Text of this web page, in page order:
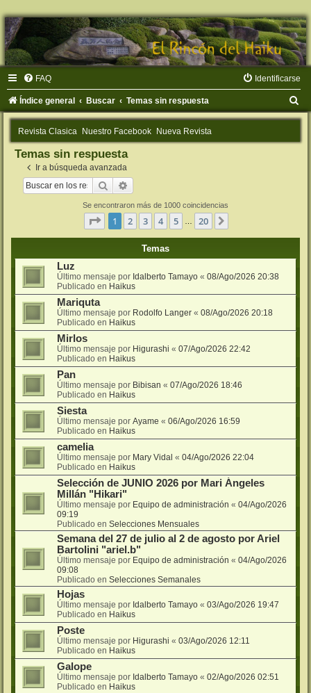
FAQ Identificarse
Índice general Buscar Temas sin respuesta
u
Revista Clasica Nuestro Facebook Nueva Revista
Temas sin respuesta
Ir a búsqueda avanzada
Buscar
Se encontraron más de 1000 coincidencias
Página de 20
1 2 3 4 5 20
Temas
Luz
Último mensaje por Idalberto Tamayo « 08/Ago/2026 20:38
Publicado en Haikus
Mariquta
Último mensaje por Rodolfo Langer « 08/Ago/2026 20:18
Publicado en Haikus
Mirlos
Último mensaje por Higurashi « 07/Ago/2026 22:42
Publicado en Haikus
Pan
Último mensaje por Bibisan « 07/Ago/2026 18:46
Publicado en Haikus
Siesta
Último mensaje por Ayame « 06/Ago/2026 16:59
Publicado en Haikus
camelia
Último mensaje por Mary Vidal « 04/Ago/2026 22:04
Publicado en Haikus
Selección de JUNIO 2026 por Mari Ángeles
Millán "Hikari"
Último mensaje por Equipo de administración « 04/Ago/2026
09:19
Publicado en Selecciones Mensuales
Semana del 27 de julio al 2 de agosto por Ariel
Bartolini "ariel.b"
Último mensaje por Equipo de administración « 04/Ago/2026
09:08
Publicado en Selecciones Semanales
Hojas
Último mensaje por Idalberto Tamayo « 03/Ago/2026 19:47
Publicado en Haikus
Poste
Último mensaje por Higurashi « 03/Ago/2026 12:11
Publicado en Haikus
Galope
Último mensaje por Idalberto Tamayo « 02/Ago/2026 02:51
Publicado en Haikus